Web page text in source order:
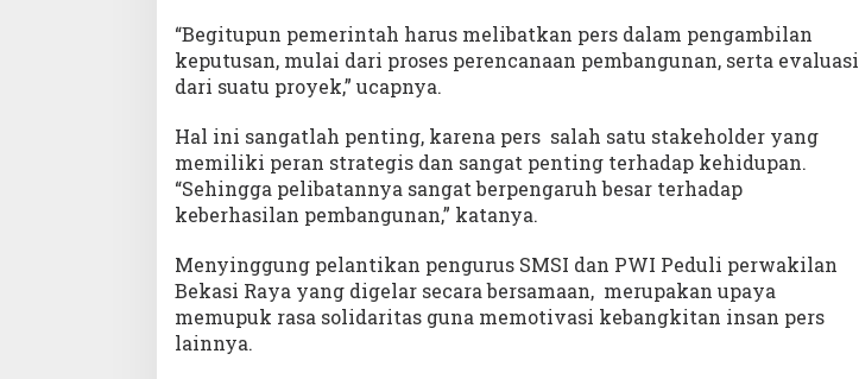
“Begitupun pemerintah harus melibatkan pers dalam pengambilan
keputusan, mulai dari proses perencanaan pembangunan, serta evaluasi
dari suatu proyek,” ucapnya.
Hal ini sangatlah penting, karena pers salah satu stakeholder yang
memiliki peran strategis dan sangat penting terhadap kehidupan.
“Sehingga pelibatannya sangat berpengaruh besar terhadap
keberhasilan pembangunan,” katanya.
Menyinggung pelantikan pengurus SMSI dan PWI Peduli perwakilan
Bekasi Raya yang digelar secara bersamaan, merupakan upaya
memupuk rasa solidaritas guna memotivasi kebangkitan insan pers
lainnya.